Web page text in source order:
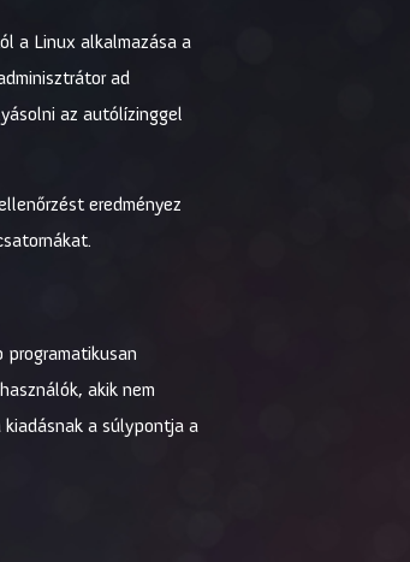
a Linux alkalmazása a
ad
az autólízinggel
eredményez
akik nem
a súlypontja a